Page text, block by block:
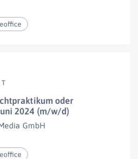
T
oder
2024 (m/w/d)
GmbH